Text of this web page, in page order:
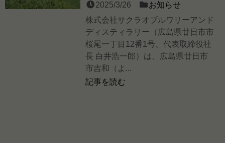
2025/3/26
お知らせ
株式会社サクラオブルワリーアンド
ディスティラリー（広島県廿日市市
桜尾一丁目12番1号、代表取締役社
長 白井浩一郎）は、広島県廿日市
市吉和（よ...
記事を読む